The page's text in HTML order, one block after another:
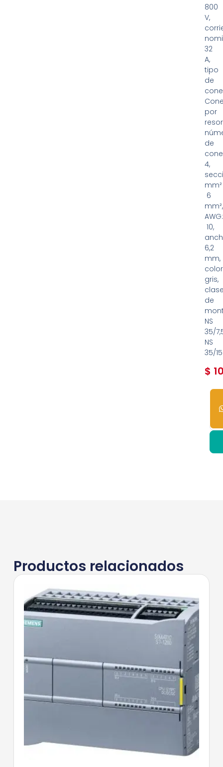
800
V,
32
A,
tipo
de
por
de
4,
6
mm²,
10,
6,2
mm,
gris,
de
NS
35/
NS
35/15
$
207
Productos relacionados